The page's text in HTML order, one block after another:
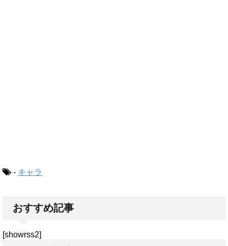
- キャラ
おすすめ記事
[showrss2]